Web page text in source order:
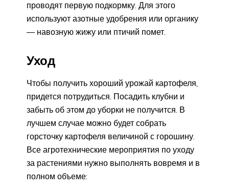
проводят первую подкормку. Для этого
используют азотные удобрения или органику
— навозную жижу или птичий помет.
Уход
Чтобы получить хороший урожай картофеля,
придется потрудиться. Посадить клубни и
забыть об этом до уборки не получится. В
лучшем случае можно будет собрать
горсточку картофеля величиной с горошину.
Все агротехнические мероприятия по уходу
за растениями нужно выполнять вовремя и в
полном объеме: